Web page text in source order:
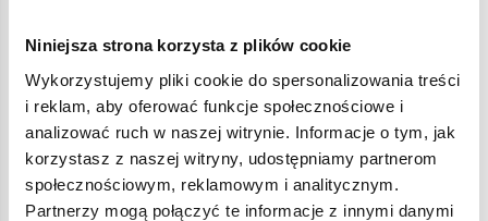
Niniejsza strona korzysta z plików cookie
Wykorzystujemy pliki cookie do spersonalizowania treści
i reklam, aby oferować funkcje społecznościowe i
analizować ruch w naszej witrynie. Informacje o tym, jak
korzystasz z naszej witryny, udostępniamy partnerom
społecznościowym, reklamowym i analitycznym.
Partnerzy mogą połączyć te informacje z innymi danymi
spełniają normy bezpieczeństwa dotyczące produktów
w pełni kompatybilne z innymi markami klocków
konstrukcyjnych,
klocki z nadrukami nie odkształcają się i nie bledną w
czasie zabawy czy pod wpływem temperatury,
3 figurki z akcesoriami.